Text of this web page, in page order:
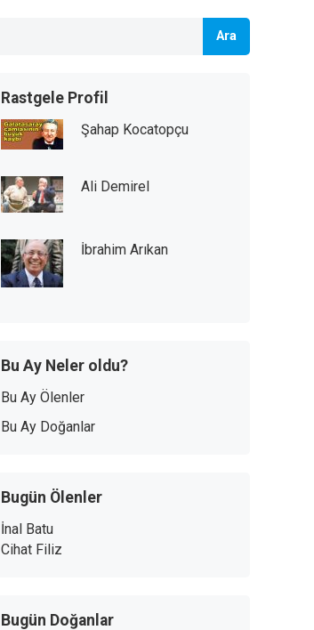
Ara
Rastgele Profil
Şahap Kocatopçu
Ali Demirel
İbrahim Arıkan
Bu Ay Neler oldu?
Bu Ay Ölenler
Bu Ay Doğanlar
Bugün Ölenler
İnal Batu
Cihat Filiz
Bugün Doğanlar